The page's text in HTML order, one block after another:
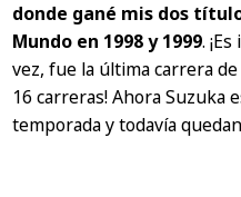
donde gané mis dos
Mundo en 1998 y 1999.
vez, fue la última carrera
16 carreras! Ahora Suzuka
temporada y todavía